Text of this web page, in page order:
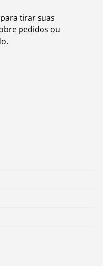
tirar suas
pedidos ou